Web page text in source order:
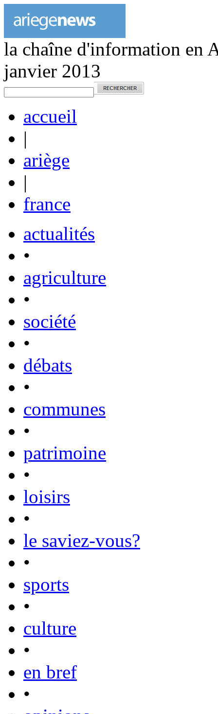
la chaîne d'information en
janvier 2013
accueil
|
ariège
|
france
actualités
•
agriculture
•
société
•
débats
•
communes
•
patrimoine
•
loisirs
•
le saviez-vous?
•
sports
•
culture
•
en bref
•